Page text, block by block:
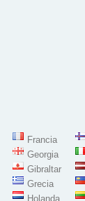
Francia
Georgia
Gibraltar
Grecia
Holanda